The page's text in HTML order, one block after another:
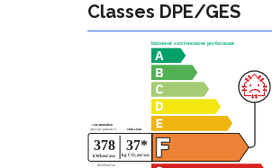
Classes DPE/GES